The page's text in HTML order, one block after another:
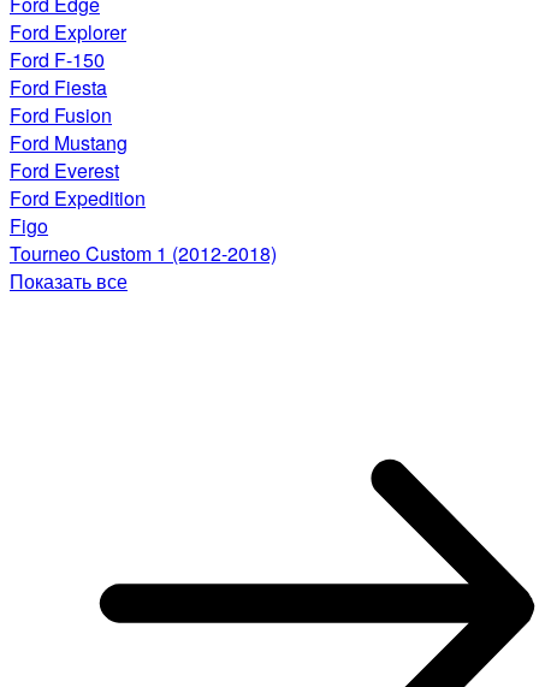
Ford Explorer
Ford F-150
Ford Fiesta
Ford Fusion
Ford Mustang
Ford Everest
Ford Expedition
Figo
Tourneo Custom 1 (2012-2018)
Показать все